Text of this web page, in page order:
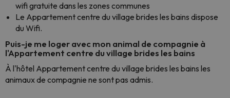
wifi gratuite dans les zones communes
Le Appartement centre du village brides les bains dispose
du Wifi.
Puis-je me loger avec mon animal de compagnie à
l'Appartement centre du village brides les bains
À l'hôtel Appartement centre du village brides les bains les
animaux de compagnie ne sont pas admis.